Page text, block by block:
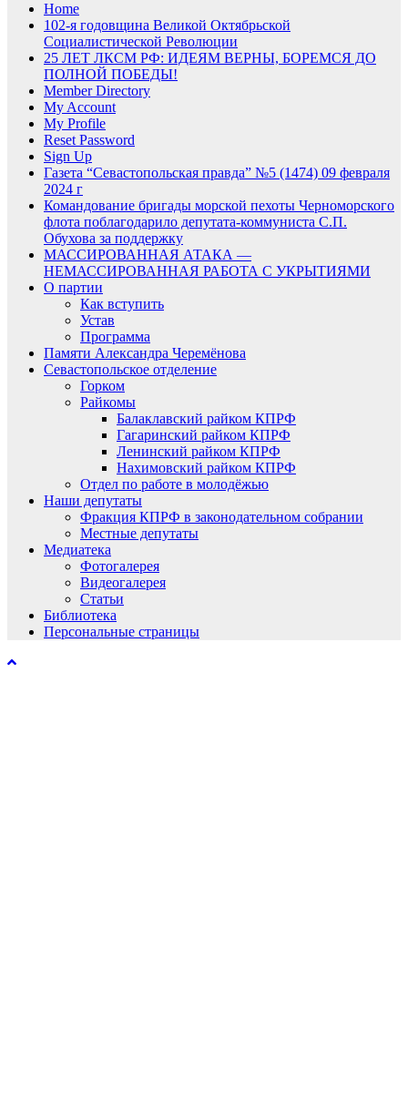
Home
102-я годовщина Великой Октябрьской
Социалистической Революции
25 ЛЕТ ЛКСМ РФ: ИДЕЯМ ВЕРНЫ, БОРЕМСЯ ДО
ПОЛНОЙ ПОБЕДЫ!
Member Directory
My Account
My Profile
Reset Password
Sign Up
Газета “Севастопольская правда” №5 (1474) 09 февраля
2024 г
Командование бригады морской пехоты Черноморского
флота поблагодарило депутата-коммуниста С.П.
Обухова за поддержку
МАССИРОВАННАЯ АТАКА —
НЕМАССИРОВАННАЯ РАБОТА С УКРЫТИЯМИ
О партии
Как вступить
Устав
Программа
Памяти Александра Черемёнова
Севастопольское отделение
Горком
Райкомы
Балаклавский райком КПРФ
Гагаринский райком КПРФ
Ленинский райком КПРФ
Нахимовский райком КПРФ
Отдел по работе в молодёжью
Наши депутаты
Фракция КПРФ в законодательном собрании
Местные депутаты
Медиатека
Фотогалерея
Видеогалерея
Статьи
Библиотека
Персональные страницы